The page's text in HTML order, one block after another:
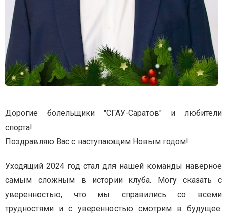
Дорогие болельщики "СГАУ-Саратов" и любители
спорта!
Поздравляю Вас с наступающим Новым годом!
Уходящий 2024 год стал для нашей команды наверное
самым сложным в истории клуба. Могу сказать с
уверенностью, что мы справились со всеми
трудностями и с уверенностью смотрим в будущее.